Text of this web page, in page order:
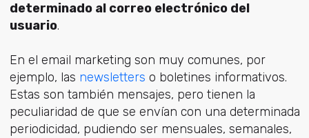
determinado al correo electrónico del
usuario.
En el email marketing son muy comunes, por
ejemplo, las newsletters o boletines informativos.
Estas son también mensajes, pero tienen la
peculiaridad de que se envían con una determinada
periodicidad, pudiendo ser mensuales, semanales,